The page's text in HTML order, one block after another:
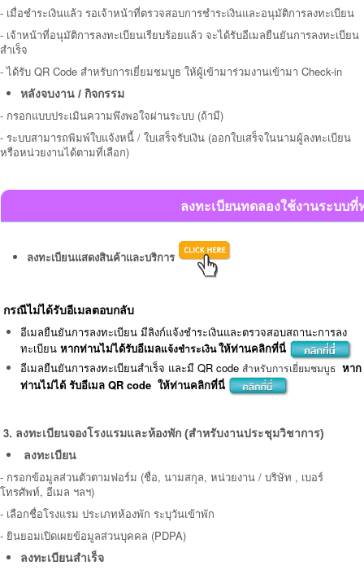
- เมื่อชำระเงินแล้ว รอเจ้าหน้าที่ตรวจสอบการชำระเงินและอนุมัติการลงทะเบียน
- เจ้าหน้าที่อนุมัติการลงทะเบียนเรียบร้อยแล้ว จะได้รับอีเมลยืนยันการลงทะเบียน
สำเร็จ
- ได้รับ QR Code สำหรับการเยี่ยมชมบูธ ให้ผู้เข้ามาร่วมงานเข้ามา Check-in
หลังจบงาน / กิจกรรม
- กรอกแบบประเมินความพึงพอใจผ่านระบบ (ถ้ามี)
- ระบบสามารถพิมพ์ใบแจ้งหนี้ / ใบเสร็จรับเงิน (ออกใบเสร็จในนามผู้ลงทะเบียน
หรือหน่วยงานได้ตามที่เลือก)
ลงทะเบียนทดลองใช้งานระบบที่
ลงทะเบียนแสดงสินค้าและบริการ
กรณีไม่ได้รับอีเมลตอบกลับ
อีเมลยืนยันการลงทะเบียน มีลิงก์แจ้งชำระเงินและตรวจสอบสถานะการลง
ทะเบียน หากท่านไม่ได้รับอีเมลแจ้งชำระเงินให้ท่านคลิกที่นี่
อีเมลยืนยันการลงทะเบียนสำเร็จ และมี QR code สำหรับการเยี่ยมชมบูธ หาก
ท่านไม่ได้ รับอีเมล QR code ให้ท่านคลิกที่นี่
3. ลงทะเบียนจองโรงแรมและห้องพัก (สำหรับงานประชุมวิชาการ)
ลงทะเบียน
- กรอกข้อมูลส่วนตัวตามฟอร์ม (ชื่อ, นามสกุล, หน่วยงาน / บริษัท , เบอร์
โทรศัพท์, อีเมล ฯลฯ)
- เลือกชื่อโรงแรม ประเภทห้องพัก ระบุวันเข้าพัก
- ยินยอมเปิดเผยข้อมูลส่วนบุคคล (PDPA)
ลงทะเบียนสำเร็จ